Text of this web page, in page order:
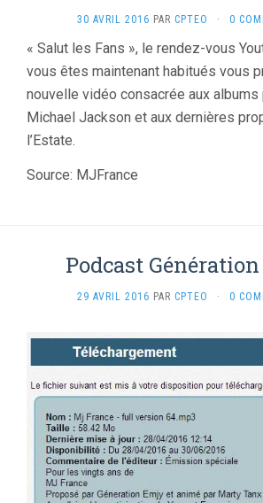
30 AVRIL 2016 PAR CPTEO · 0
« Salut les Fans », le rendez-vous
vous êtes maintenant habitués vous
nouvelle vidéo consacrée aux
Michael Jackson et aux dernières
l’Estate.
Source: MJFrance
Podcast
29 AVRIL 2016 PAR CPTEO · 0